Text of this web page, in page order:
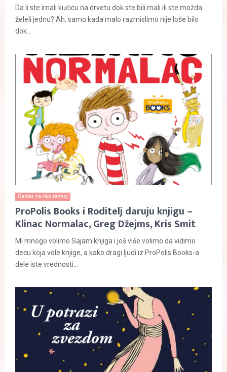
Da li ste imali kućicu na drvetu dok ste bili mali ili ste možda
želeli jednu? Ah, samo kada malo razmislimo nije loše bilo
dok...
Centar za rani razvoj
ProPolis Books i Roditelj daruju knjigu –
Klinac Normalac, Greg Džejms, Kris Smit
Mi mnogo volimo Sajam knjiga i još više volimo da vidimo
decu koja vole knjige, a kako dragi ljudi iz ProPolis Books-a
dele iste vrednosti...